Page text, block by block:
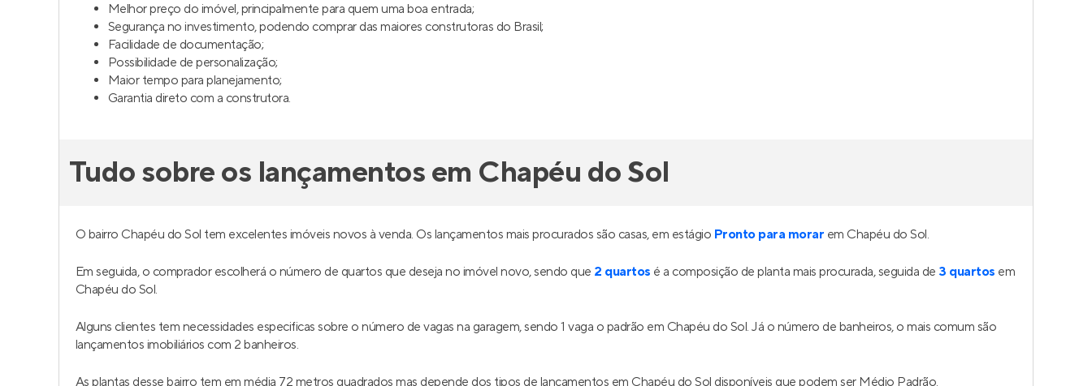
Melhor preço do imóvel, principalmente para quem uma boa entrada;
Segurança no investimento, podendo comprar das maiores construtoras do Brasil;
Facilidade de documentação;
Possibilidade de personalização;
Maior tempo para planejamento;
Garantia direto com a construtora.
Tudo sobre os lançamentos em Chapéu do Sol
O bairro Chapéu do Sol tem excelentes imóveis novos à venda. Os lançamentos mais procurados são casas, em estágio Pronto para morar em Chapéu do Sol.
Em seguida, o comprador escolherá o número de quartos que deseja no imóvel novo, sendo que 2 quartos é a composição de planta mais procurada, seguida de 3 quartos em
Chapéu do Sol.
Alguns clientes tem necessidades especificas sobre o número de vagas na garagem, sendo 1 vaga o padrão em Chapéu do Sol. Já o número de banheiros, o mais comum são
lançamentos imobiliários com 2 banheiros.
As plantas desse bairro tem em média 72 metros quadrados mas depende dos tipos de lançamentos em Chapéu do Sol disponíveis que podem ser Médio Padrão.